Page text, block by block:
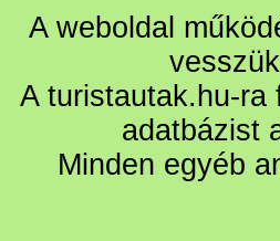
A weboldal
A turistautak.hu-
adatbázist
Minden egyéb